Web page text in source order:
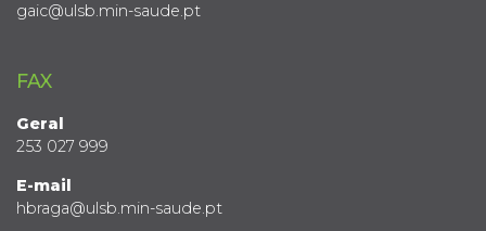
gaic@ulsb.min-saude.pt
FAX
Geral
253 027 999
E-mail
hbraga@ulsb.min-saude.pt